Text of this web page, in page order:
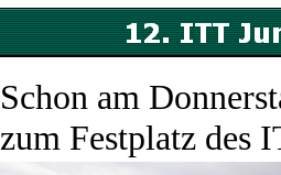
Schon am
zum Festplatz des